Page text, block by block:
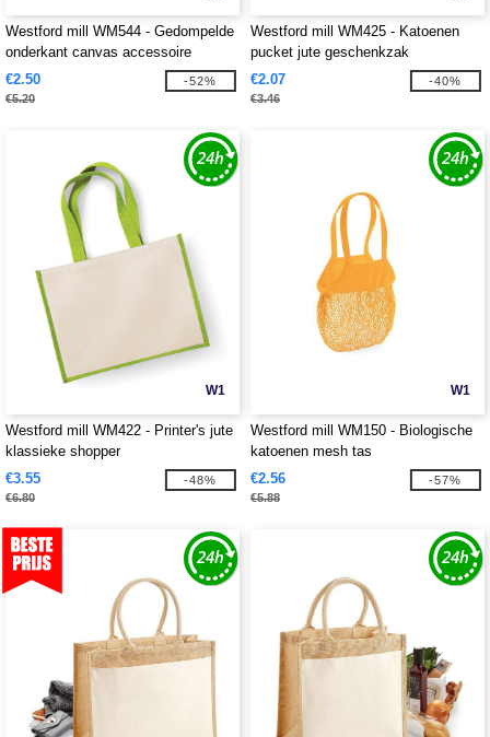
Westford mill WM544 - Gedompelde
onderkant canvas accessoire
€2.50
€5.20
-52%
Westford mill WM425 - Katoenen
pucket jute geschenkzak
€2.07
€3.46
-40%
W1
Westford mill WM422 - Printer's jute
klassieke shopper
€3.55
€6.80
-48%
W1
Westford mill WM150 - Biologische
katoenen mesh tas
€2.56
€5.88
-57%